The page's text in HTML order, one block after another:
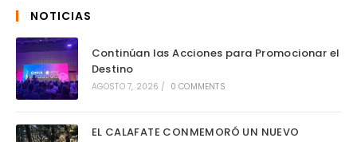
NOTICIAS
Continúan las Acciones para Promocionar el
Destino
AGOSTO 7, 2026 / 0 COMMENTS
EL CALAFATE CONMEMORÓ UN NUEVO